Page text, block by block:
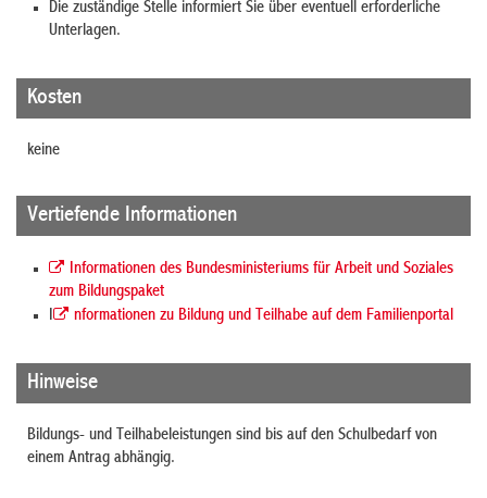
Die zuständige Stelle informiert Sie über eventuell erforderliche
Unterlagen.
Kosten
keine
Vertiefende Informationen
Informationen des Bundesministeriums für Arbeit und Soziales
zum Bildungspaket
I
nformationen zu Bildung und Teilhabe auf dem Familienportal
Hinweise
Bildungs- und Teilhabeleistungen sind bis auf den Schulbedarf von
einem Antrag abhängig.